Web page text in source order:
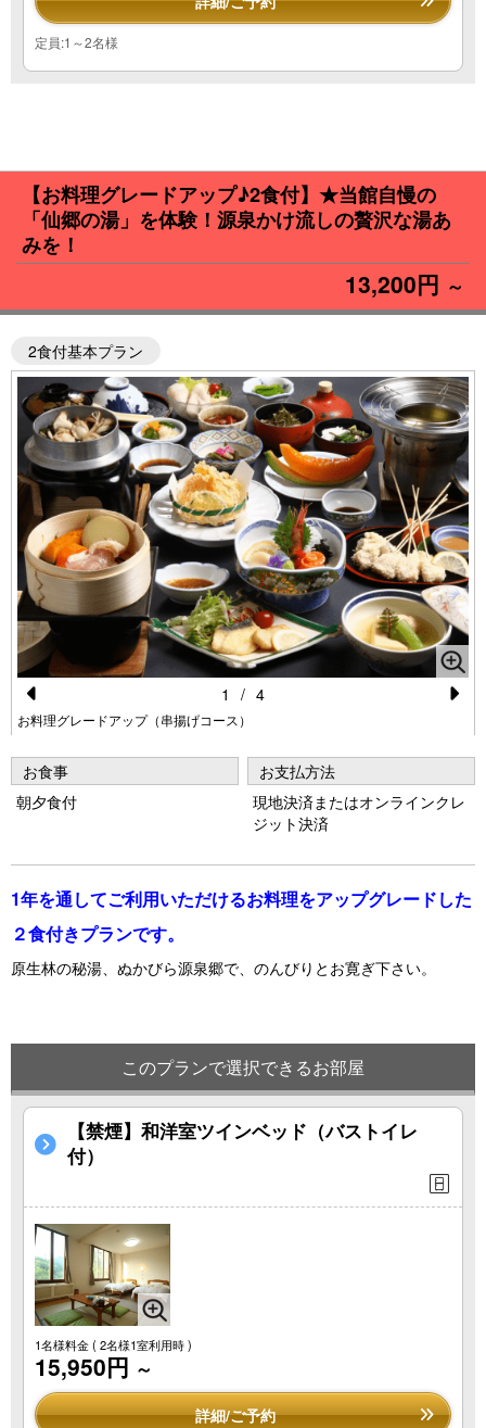
定員:1～2名様
【お料理グレードアップ♪2食付】★当館自慢の
「仙郷の湯」を体験！源泉かけ流しの贅沢な湯あ
みを！
13,200円 ～
2食付基本プラン
Pr
e
vi
o
お料理グレードアップ（串揚げコース）
e
xt
1 / 4
お食事
朝夕食付
お支払方法
現地決済またはオンラインクレ
ジット決済
1年を通してご利用いただけるお料理をアップグレードした
２食付きプランです。
原生林の秘湯、ぬかびら源泉郷で、のんびりとお寛ぎ下さい。
このプランで選択できるお部屋
【禁煙】和洋室ツインベッド（バストイレ
付）
1名様料金( 2名様1室利用時 )
15,950円 ～
詳細/ご予約